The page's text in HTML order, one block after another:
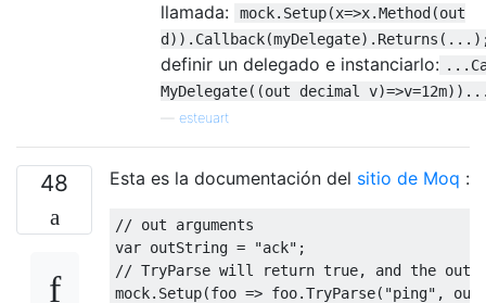
llamada:
mock.Setup(x=>x.Method(out
definir un delegado e instanciarlo:
MyDelegate((out decimal
esteuart
48 Esta es la documentación del sitio de Moq :
// out arguments
var outString = "ack" ;
// TryParse will return true, and the out
mock. Setup(foo => foo.TryParse( "ping" , out